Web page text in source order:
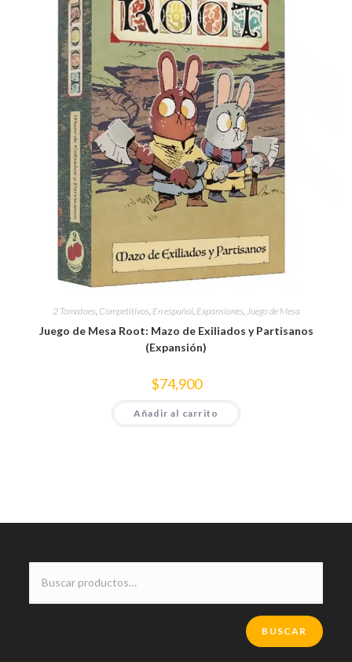
2 Tomatoes Competitivos En español, Expansiones Juego de Mesa
Juego de Mesa Root: Mazo de Exiliados y Partisanos
(Expansión)
$74,900
Añadir al carrito
BUSCAR